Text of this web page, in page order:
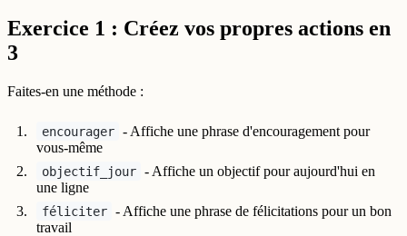
Exercice 1 : Créez vos propres actions en
3
Faites-en une méthode :
encourager - Affiche une phrase d'encouragement pour
vous-même
objectif_jour - Affiche un objectif pour aujourd'hui en
une ligne
féliciter - Affiche une phrase de félicitations pour un bon
travail